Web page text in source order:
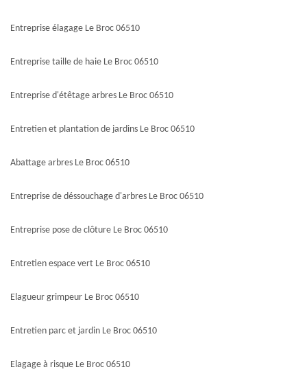
Entreprise élagage Le Broc 06510
Entreprise taille de haie Le Broc 06510
Entreprise d'étêtage arbres Le Broc 06510
Entretien et plantation de jardins Le Broc 06510
Abattage arbres Le Broc 06510
Entreprise de déssouchage d'arbres Le Broc 06510
Entreprise pose de clôture Le Broc 06510
Entretien espace vert Le Broc 06510
Elagueur grimpeur Le Broc 06510
Entretien parc et jardin Le Broc 06510
Elagage à risque Le Broc 06510